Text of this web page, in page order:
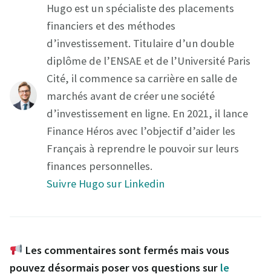
Hugo est un spécialiste des placements
financiers et des méthodes
d’investissement. Titulaire d’un double
diplôme de l’ENSAE et de l’Université Paris
Cité, il commence sa carrière en salle de
marchés avant de créer une société
d’investissement en ligne. En 2021, il lance
Finance Héros avec l’objectif d’aider les
Français à reprendre le pouvoir sur leurs
finances personnelles.
Suivre Hugo sur Linkedin
Les commentaires sont fermés mais vous
pouvez désormais poser vos questions sur le